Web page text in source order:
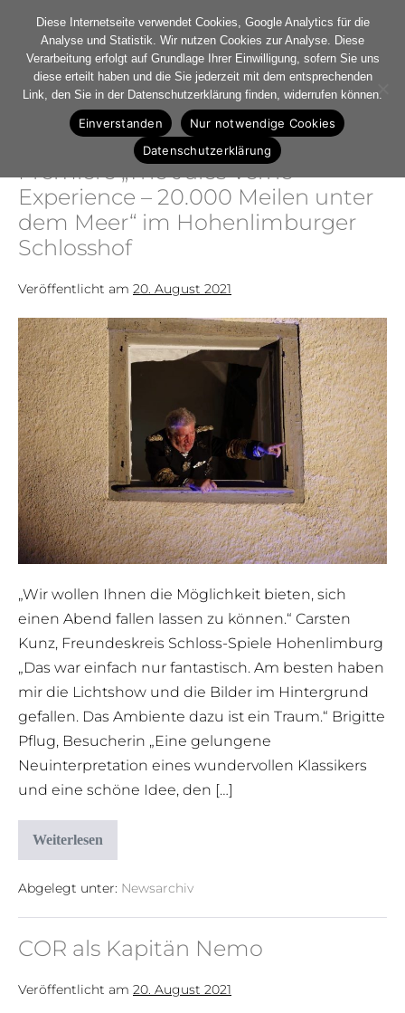
Monat:August 2021
Premiere „The Jules Verne
Experience – 20.000 Meilen unter
dem Meer“ im Hohenlimburger
Schlosshof
Veröffentlicht am 20. August 2021
„Wir wollen Ihnen die Möglichkeit bieten, sich
einen Abend fallen lassen zu können.“ Carsten
Kunz, Freundeskreis Schloss-Spiele Hohenlimburg
„Das war einfach nur fantastisch. Am besten haben
mir die Lichtshow und die Bilder im Hintergrund
gefallen. Das Ambiente dazu ist ein Traum.“ Brigitte
Pflug, Besucherin „Eine gelungene
Neuinterpretation eines wundervollen Klassikers
und eine schöne Idee, den […]
Weiterlesen
Abgelegt unter: Newsarchiv
COR als Kapitän Nemo
Veröffentlicht am 20. August 2021
Diese Internetseite verwendet Cookies, Google Analytics für die
Analyse und Statistik. Wir nutzen Cookies zur Analyse. Diese
Verarbeitung erfolgt auf Grundlage Ihrer Einwilligung, sofern Sie uns
diese erteilt haben und die Sie jederzeit mit dem entsprechenden
Link, den Sie in der Datenschutzerklärung finden, widerrufen können.
Einverstanden
Nur notwendige Cookies
Datenschutzerklärung